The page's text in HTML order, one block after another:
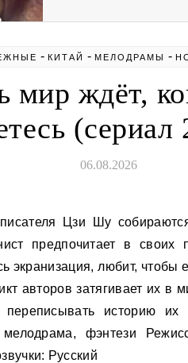
-КИТАЙ -МЕЛОДРАМЫ -
мир ждёт,
(сериал
06.08.2026
предпочитает в своих
экранизация, любит,
авторов затягивает их в
переписывать историю
фэнтези
Русский